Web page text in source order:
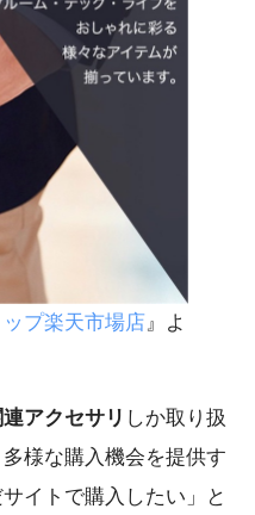
プ楽天市場店』よ
連アクセサリ しか取り扱
様な購入機会を提供す
イトで購入したい」と